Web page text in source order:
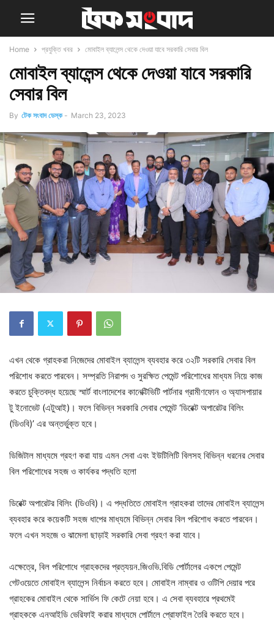
Home প্রযুক্তি খবর মোবাইল ব্যালেন্স থেকে দেওয়া যাবে সরকারি সেবার বিল
মোবাইল ব্যালেন্স থেকে দেওয়া যাবে সরকারি
সেবার বিল
By টেক সংবাদ ডেস্ক - March 23, 2023
এখন থেকে গ্রাহকরা নিজেদের মোবাইল ব্যালেন্স ব্যবহার করে ৩২টি সরকারি সেবার বিল
পরিশোধ করতে পারবেন। সম্প্রতি নিরাপদ ও সুরক্ষিত পেমেন্ট পরিশোধের মাধ্যম নিয়ে কাজ
করতে চুক্তিবদ্ধ হয়েছে স্মার্ট বাংলাদেশের কানেক্টিভিটি পার্টনার গ্রামীণফোন ও অ্যাসপায়ার
টু ইনোভেট (এটুআই)। ফলে বিভিন্ন সরকারি সেবার পেমেন্ট ‘ডিরেক্ট অপারেটর বিলিং
(ডিওবি)’ এর অন্তর্ভুক্ত হবে।
ডিজিটাল মাধ্যমে গ্রহণ করা যায় এমন সেবা এবং ইউটিলিটি বিলসহ বিভিন্ন ধরনের সেবার
বিল পরিশোধের সহজ ও কার্যকর পদ্ধতি হলো
ডিরেক্ট অপারেটর বিলিং (ডিওবি)। এ পদ্ধতিতে মোবাইল গ্রাহকরা তাদের মোবাইল ব্যালেন্স
ব্যবহার করে কয়েকটি সহজ ধাপের মাধ্যমে বিভিন্ন সেবার বিল পরিশোধ করতে পারবেন।
ফলে এখন সহজে ও ঝামেলা ছাড়াই সরকারি সেবা গ্রহণ করা যাবে।
এক্ষেত্রে, বিল পরিশোধে গ্রাহকদের প্রত্যয়ন.জিওভি.বিডি পোর্টালের একপে পেমেন্ট
গেটওয়েতে মোবাইল ব্যালেন্স নির্বাচন করতে হবে। মোবাইল নাম্বার ও ওটিপি দেয়ার পরে
গ্রাহকের মোবাইল থেকে সার্ভিস ফি কেটে নেয়া হবে। এ সেবা ব্যবহারে প্রথমেই
গ্রাহককে এনআইডি ভেরিফাই করার মাধ্যমে পোর্টালে প্রোফাইল তৈরি করতে হবে।